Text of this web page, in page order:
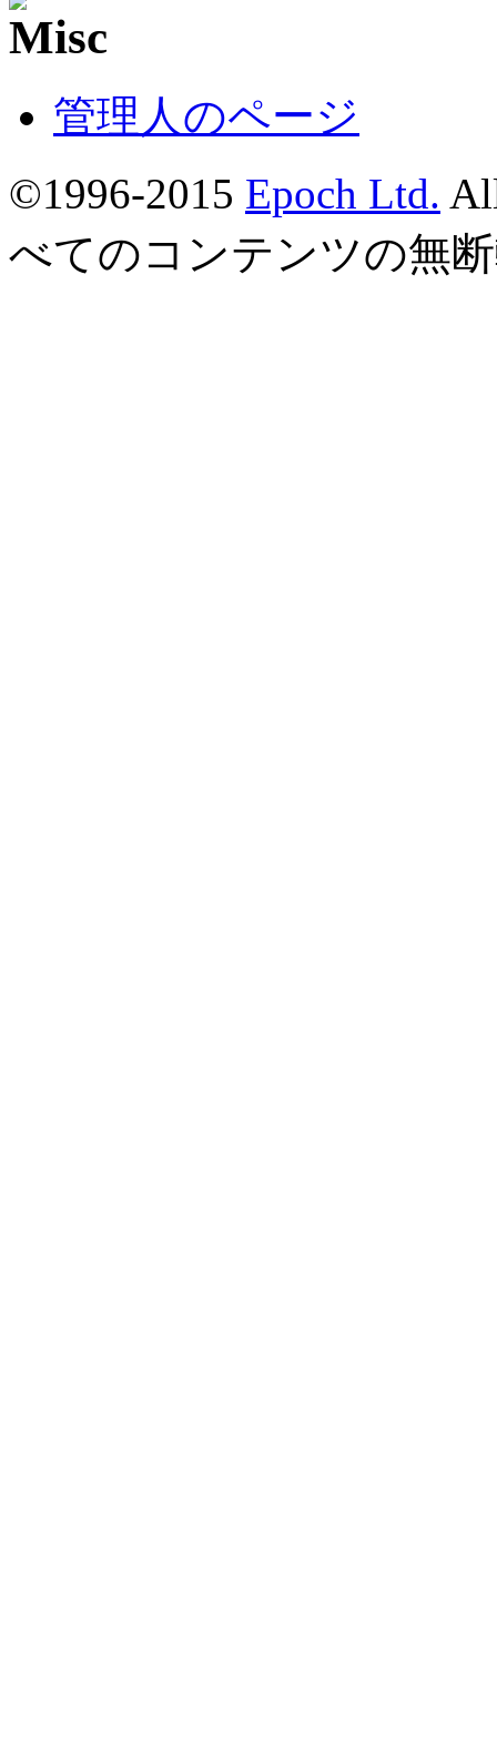
管理人のページ
©1996-2015 Epoch Ltd.
べてのコンテンツの無